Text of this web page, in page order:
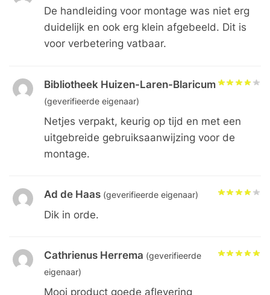
De handleiding voor montage was niet erg
duidelijk en ook erg klein afgebeeld. Dit is
voor verbetering vatbaar.
Bibliotheek Huizen-Laren-Blaricum
(geverifieerde eigenaar)
Netjes verpakt, keurig op tijd en met een
uitgebreide gebruiksaanwijzing voor de
montage.
Ad de Haas (geverifieerde eigenaar)
Dik in orde.
Cathrienus Herrema (geverifieerde
eigenaar)
Mooi product goede aflevering